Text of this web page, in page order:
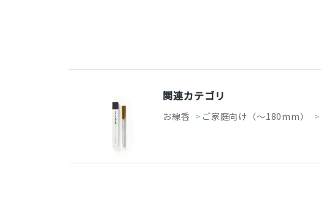
関連カテゴリ
お線香 > ご家庭向け（～180mm） >